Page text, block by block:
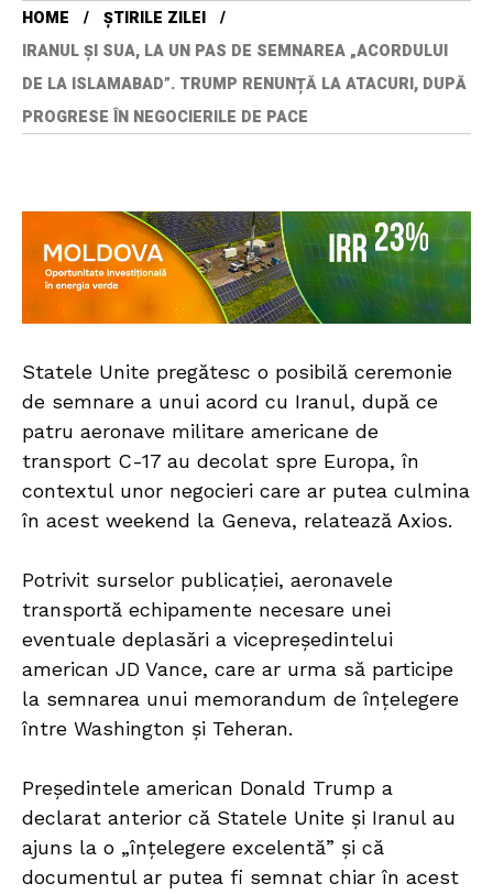
HOME
ȘTIRILE ZILEI
IRANUL ȘI SUA, LA UN PAS DE SEMNAREA „ACORDULUI
DE LA ISLAMABAD”. TRUMP RENUNȚĂ LA ATACURI, DUPĂ
PROGRESE ÎN NEGOCIERILE DE PACE
Statele Unite pregătesc o posibilă ceremonie
de semnare a unui acord cu Iranul, după ce
patru aeronave militare americane de
transport C-17 au decolat spre Europa, în
contextul unor negocieri care ar putea culmina
în acest weekend la Geneva, relatează Axios.
Potrivit surselor publicației, aeronavele
transportă echipamente necesare unei
eventuale deplasări a vicepreședintelui
american JD Vance, care ar urma să participe
la semnarea unui memorandum de înțelegere
între Washington și Teheran.
Președintele american Donald Trump a
declarat anterior că Statele Unite și Iranul au
ajuns la o „înțelegere excelentă” și că
documentul ar putea fi semnat chiar în acest